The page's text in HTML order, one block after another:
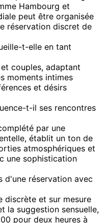
Hambourg et
peut être organisée
réservation discret de
t-elle en tant
couples, adaptant
moments intimes
et désirs
t-il ses rencontres
par une
établit un ton de
atmosphériques et
une sophistication
d'une réservation avec
discrète et sur mesure
la suggestion sensuelle,
pour deux heures à